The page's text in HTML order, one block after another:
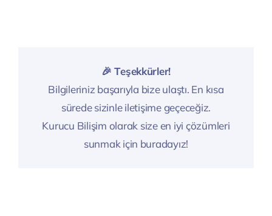
🎉 Teşekkürler!
Bilgileriniz başarıyla bize ulaştı. En kısa
sürede sizinle iletişime geçeceğiz.
Kurucu Bilişim olarak size en iyi çözümleri
sunmak için buradayız!